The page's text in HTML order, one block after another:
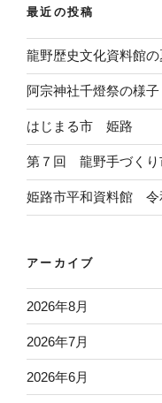
最近の投稿
龍野歴史文化資料館
阿宗神社千燈祭の様子
はじまる市 姫路
第７回 龍野手づくり
姫路市平和資料館 令
アーカイブ
2026年8月
2026年7月
2026年6月